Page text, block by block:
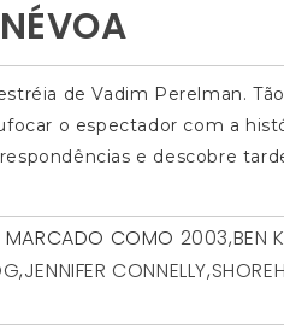
de Vadim Perelman.
o espectador com a
e descobre
MARCADO COMO 2003,BEN
,JENNIFER CONNELLY,